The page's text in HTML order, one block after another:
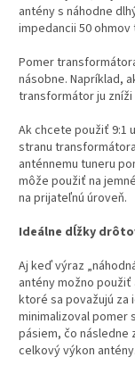
antény s náhodne
impedancii 50
Pomer
násobne. Napríklad,
transformátor ju
Ak chcete použiť 9:1
stranu
anténnemu tuneru
môže použiť na
na prijateľnú úroveň.
Ideálne dĺžky
Aj keď výraz
antény možno
ktoré sa považujú za
minimalizoval pomer
pásiem, čo následne
celkový výkon antény.